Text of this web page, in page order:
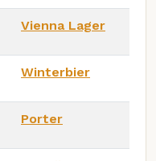
Vienna Lager
Winterbier
Porter